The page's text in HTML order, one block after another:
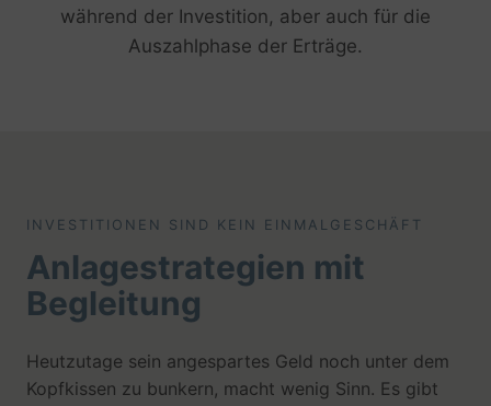
während der Investition, aber auch für die
Auszahlphase der Erträge.
INVESTITIONEN SIND KEIN EINMALGESCHÄFT
Anlagestrategien mit
Begleitung
Heutzutage sein angespartes Geld noch unter dem
Kopfkissen zu bunkern, macht wenig Sinn. Es gibt